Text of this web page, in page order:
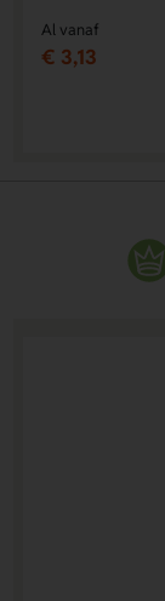
Al vanaf
€ 3,13